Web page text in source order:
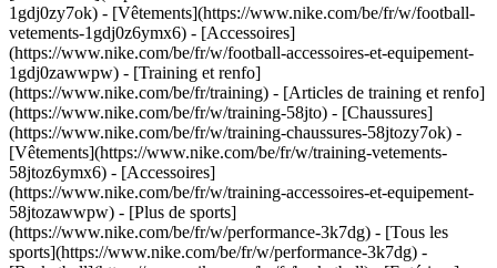
1gdj0zy7ok) - [Vêtements](https://www.nike.com/be/fr/w/football-
vetements-1gdj0z6ymx6) - [Accessoires]
(https://www.nike.com/be/fr/w/football-accessoires-et-equipement-
1gdj0zawwpw) - [Training et renfo]
(https://www.nike.com/be/fr/training) - [Articles de training et renfo]
(https://www.nike.com/be/fr/w/training-58jto) - [Chaussures]
(https://www.nike.com/be/fr/w/training-chaussures-58jtozy7ok) -
[Vêtements](https://www.nike.com/be/fr/w/training-vetements-
58jtoz6ymx6) - [Accessoires]
(https://www.nike.com/be/fr/w/training-accessoires-et-equipement-
58jtozawwpw) - [Plus de sports]
(https://www.nike.com/be/fr/w/performance-3k7dg) - [Tous les
sports](https://www.nike.com/be/fr/w/performance-3k7dg) -